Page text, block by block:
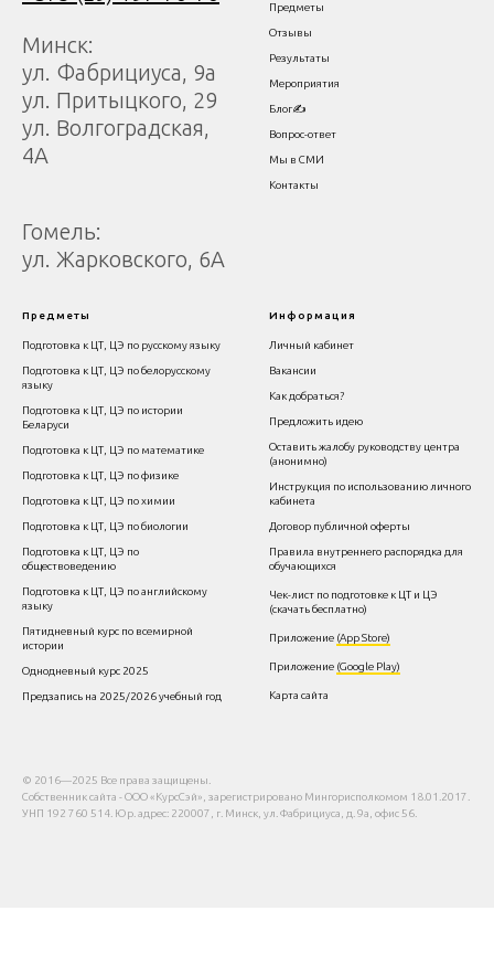
Минск:
ул. Фабрициуса, 9а
ул. Притыцкого, 29
ул. Волгоградская,
4А
Гомель:
ул. Жарковского, 6А
Предметы
Отзывы
Результаты
Мероприятия
Блог✍
Вопрос-ответ
Мы в СМИ
Контакты
Предм еты
Подготовка к ЦТ, ЦЭ по русскому языку
Подготовка к ЦТ, ЦЭ по белорусскому
языку
Подготовка к ЦТ, ЦЭ по истории
Беларуси
Подготовка к ЦТ, ЦЭ по математике
Подготовка к ЦТ, ЦЭ по физике
Подготовка к ЦТ, ЦЭ по химии
Подготовка к ЦТ, ЦЭ по биологии
Подготовка к ЦТ, ЦЭ по
обществоведению
Подготовка к ЦТ, ЦЭ по английскому
языку
Пятидневный курс по всемирной
истории
Однодневный курс 2025
Предзапись на 2025/2026 учебный год
Информация
Личный кабинет
Вакансии
Как добраться?
Предложить идею
Оставить жалобу руководству центра
(анонимно)
Инструкция по использованию личного
кабинета
Договор публичной оферты
Правила внутреннего распорядка для
обучающихся
Чек-лист по подготовке к ЦТ и ЦЭ
(скачать бесплатно)
Приложение (App Store)
Приложение (Google Play)
Карта сайта
© 2016—2025 Все права защищены.
Собственник сайта - ООО «КурсСэй», зарегистрировано Мингорисполкомом 18.01.2017.
УНП 192 760 514. Юр. адрес: 220007, г. Минск, ул. Фабрициуса, д. 9а, офис 56.